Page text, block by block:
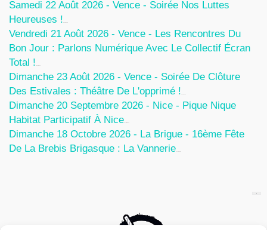
Samedi 22 Août 2026 - Vence - Soirée Nos Luttes
Heureuses !
Vendredi 21 Août 2026 - Vence - Les Rencontres Du
Bon Jour : Parlons Numérique Avec Le Collectif Écran
Total !
Dimanche 23 Août 2026 - Vence - Soirée De Clôture
Des Estivales : Théâtre De L'opprimé !
Dimanche 20 Septembre 2026 - Nice - Pique Nique
Habitat Participatif À Nice
Dimanche 18 Octobre 2026 - La Brigue - 16ème Fête
De La Brebis Brigasque : La Vannerie